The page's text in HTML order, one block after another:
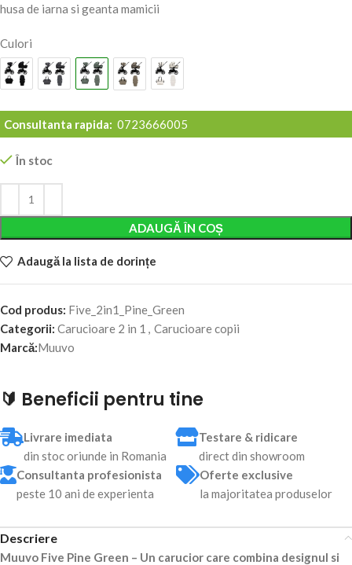
husa de iarna si geanta mamicii
Culori
Consultanta rapida: 0723666005
În stoc
ADAUGĂ ÎN COȘ
Adaugă la lista de dorințe
Cod produs: Five_2in1_Pine_Green
Categorii: Carucioare 2 in 1
Carucioare copii
Marcă:Muuvo
🔰 Beneficii pentru tine
Livrare imediata
din stoc oriunde in Romania
Testare & ridicare
direct din showroom
Consultanta profesionista
peste 10 ani de experienta
Oferte exclusive
la majoritatea produselor
Descriere
Muuvo Five Pine Green – Un carucior care combina designul si